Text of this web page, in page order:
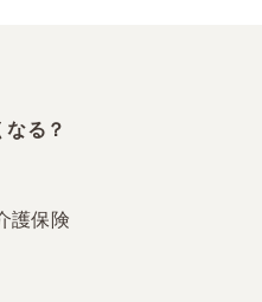
る？
護保険